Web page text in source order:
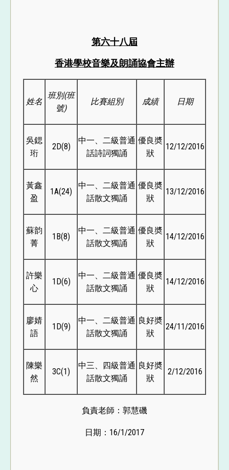
第六十八屆
香港學校音樂及朗誦協會主辦
姓名
班別(班
號)
比賽組別 成績 日期
吳鍶
珩
2D(8)
中一、二級普通
話詩詞獨誦
優良奬
狀
12/12/2016
黃鑫
盈
1A(24)
中一、二級普通
話散文獨誦
優良奬
狀
13/12/2016
蘇韵
菁
1B(8)
中一、二級普通
話散文獨誦
優良奬
狀
14/12/2016
許樂
心
1D(6)
中一、二級普通
話散文獨誦
優良奬
狀
14/12/2016
廖婧
語
1D(9)
中一、二級普通
話散文獨誦
良好奬
狀
24/11/2016
陳樂
然
3C(1)
中三、四級普通
話散文獨誦
良好奬
狀
2/12/2016
負責老師：郭慧磯
日期：16/1/2017